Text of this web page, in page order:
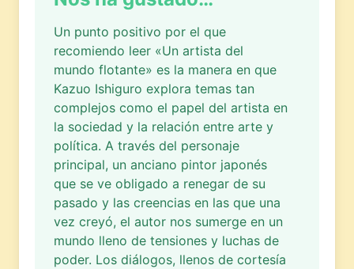
Un punto positivo por el que
recomiendo leer «Un artista del
mundo flotante» es la manera en que
Kazuo Ishiguro explora temas tan
complejos como el papel del artista en
la sociedad y la relación entre arte y
política. A través del personaje
principal, un anciano pintor japonés
que se ve obligado a renegar de su
pasado y las creencias en las que una
vez creyó, el autor nos sumerge en un
mundo lleno de tensiones y luchas de
poder. Los diálogos, llenos de cortesía